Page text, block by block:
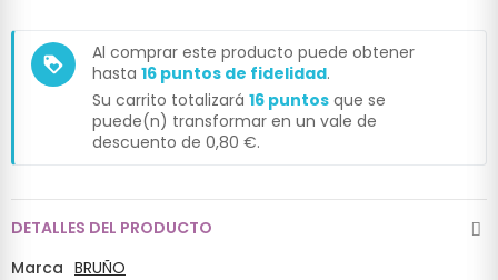
loyalty
Al comprar este producto puede obtener
hasta 16 puntos de fidelidad.
Su carrito totalizará 16 puntos que se
puede(n) transformar en un vale de
descuento de 0,80 €.
DETALLES DEL PRODUCTO
Marca BRUÑO